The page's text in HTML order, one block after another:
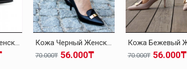
Кожа Черный Женская На Каблуках-Шпилька Обувь 019ZA21-499 Кожа Черный Женская На Каблуках-Шпилька Обувь 019ZA21-514
56.000₸
70.000₸ 56.000₸
70.000₸